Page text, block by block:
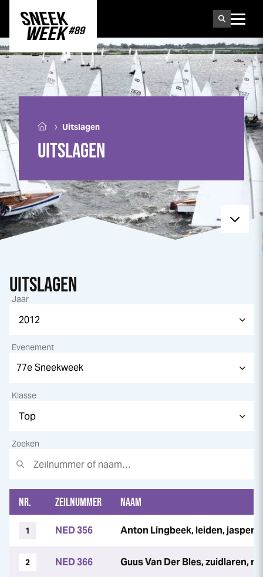
UITSLAGEN
› Uitslagen
UITSLAGEN
Jaar
Evenement
Klasse
Zoeken
NR. ZEILNUMMER NAAM
1 NED 356 Anton Lingbeek, leiden, jasper
2 NED 366 Guus Van Der Bles, zuidlaren,